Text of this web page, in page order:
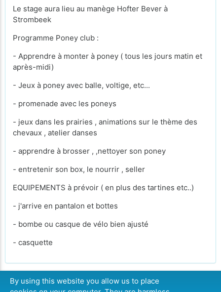
Le stage aura lieu au manège Hofter Bever à
Strombeek
Programme Poney club :
- Apprendre à monter à poney ( tous les jours matin et
après-midi)
- Jeux à poney avec balle, voltige, etc...
- promenade avec les poneys
- jeux dans les prairies , animations sur le thème des
chevaux , atelier danses
- apprendre à brosser , ,nettoyer son poney
- entretenir son box, le nourrir , seller
EQUIPEMENTS à prévoir ( en plus des tartines etc..)
- j'arrive en pantalon et bottes
- bombe ou casque de vélo bien ajusté
- casquette
By using this website you allow us to place